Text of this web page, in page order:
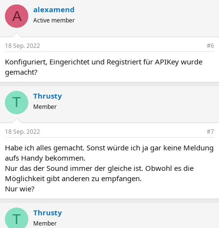
A alexamend
Active member
18 Sep. 2022 #6
Konfiguriert, Eingerichtet und Registriert für APIKey wurde
gemacht?
T Thrusty
Member
18 Sep. 2022 #7
Habe ich alles gemacht. Sonst würde ich ja gar keine Meldung
aufs Handy bekommen.
Nur das der Sound immer der gleiche ist. Obwohl es die
Möglichkeit gibt anderen zu empfangen.
Nur wie?
T Thrusty
Member